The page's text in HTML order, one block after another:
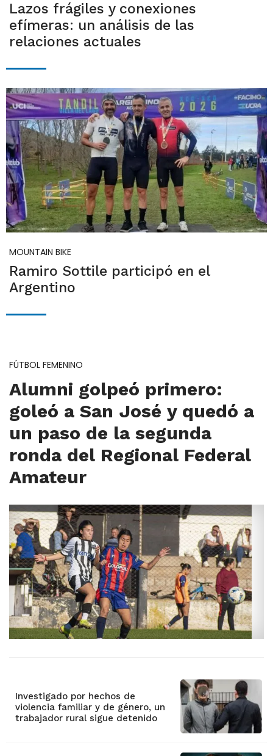
Lazos frágiles y conexiones
efímeras: un análisis de las
relaciones actuales
MOUNTAIN BIKE
Ramiro Sottile participó en el
Argentino
FÚTBOL FEMENINO
Alumni golpeó primero:
goleó a San José y quedó a
un paso de la segunda
ronda del Regional Federal
Amateur
Investigado por hechos de
violencia familiar y de género, un
trabajador rural sigue detenido